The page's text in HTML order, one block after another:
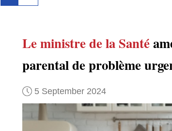
Le ministre de la Santé
parental de problème
5 September 2024